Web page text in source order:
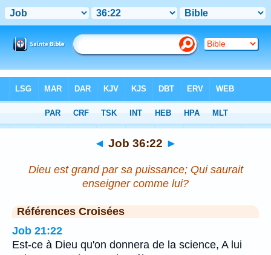
Chapitre 36 > Verset 22
◄ Job 36:22 ►
Dieu est grand par sa puissance; Qui saurait
enseigner comme lui?
Références Croisées
Job 21:22
Est-ce à Dieu qu'on donnera de la science, A lui